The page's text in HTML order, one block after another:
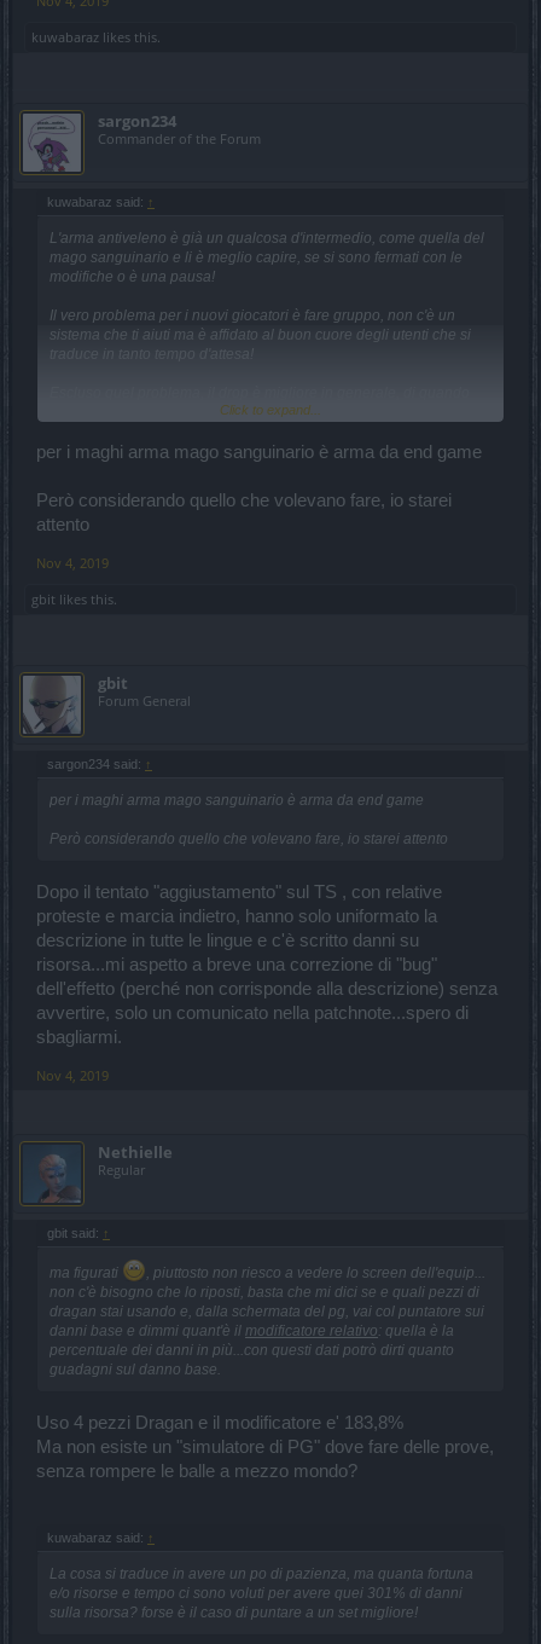
kuwabaraz likes this.
sargon234
Commander of the Forum
kuwabaraz said: ↑
L'arma antiveleno è già un qualcosa d'intermedio, come quella del
mago sanguinario e li è meglio capire, se si sono fermati con le
modifiche o è una pausa!
Il vero problema per i nuovi giocatori è fare gruppo, non c'è un
sistema che ti aiuti ma è affidato al buon cuore degli utenti che si
traduce in tanto tempo d'attesa!
c'erano i mercanti. Quindi se fai gruppo anche solo per q7 dovresti
sulla risorsa? forse è il caso di puntare a un set migliore!
Click to expand...
per i maghi arma mago sanguinario è arma da end game
Però considerando quello che volevano fare, io starei
attento
Nov 4, 2019
gbit likes this.
gbit
Forum General
sargon234 said: ↑
per i maghi arma mago sanguinario è arma da end game
Però considerando quello che volevano fare, io starei attento
Dopo il tentato "aggiustamento" sul TS , con relative
proteste e marcia indietro, hanno solo uniformato la
descrizione in tutte le lingue e c'è scritto danni su
risorsa...mi aspetto a breve una correzione di "bug"
dell'effetto (perché non corrisponde alla descrizione) senza
avvertire, solo un comunicato nella patchnote...spero di
sbagliarmi.
Nov 4, 2019
Nethielle
Regular
gbit said: ↑
ma figurati
, piuttosto non riesco a vedere lo screen dell'equip...
non c'è bisogno che lo riposti, basta che mi dici se e quali pezzi di
dragan stai usando e, dalla schermata del pg, vai col puntatore sui
danni base e dimmi quant'è il modificatore relativo: quella è la
percentuale dei danni in più...con questi dati potrò dirti quanto
guadagni sul danno base.
Uso 4 pezzi Dragan e il modificatore e' 183,8%
Ma non esiste un "simulatore di PG" dove fare delle prove,
senza rompere le balle a mezzo mondo?
kuwabaraz said: ↑
La cosa si traduce in avere un po di pazienza, ma quanta fortuna
e/o risorse e tempo ci sono voluti per avere quei 301% di danni
sulla risorsa? forse è il caso di puntare a un set migliore!